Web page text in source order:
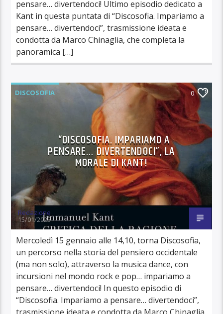
pensare… divertendoci! Ultimo episodio dedicato a
Kant in questa puntata di “Discosofia. Impariamo a
pensare… divertendoci”, trasmissione ideata e
condotta da Marco Chinaglia, che completa la
panoramica […]
DISCOSOFIA 0
“DISCOSOFIA. IMPARIAMO A
PENSARE… DIVERTENDOCI”, LA
MORALE DI KANT!
Redazione
15/01/2025
Mercoledì 15 gennaio alle 14,10, torna Discosofia,
un percorso nella storia del pensiero occidentale
(ma non solo), attraverso la musica dance, con
incursioni nel mondo rock e pop… impariamo a
pensare… divertendoci! In questo episodio di
“Discosofia. Impariamo a pensare… divertendoci”,